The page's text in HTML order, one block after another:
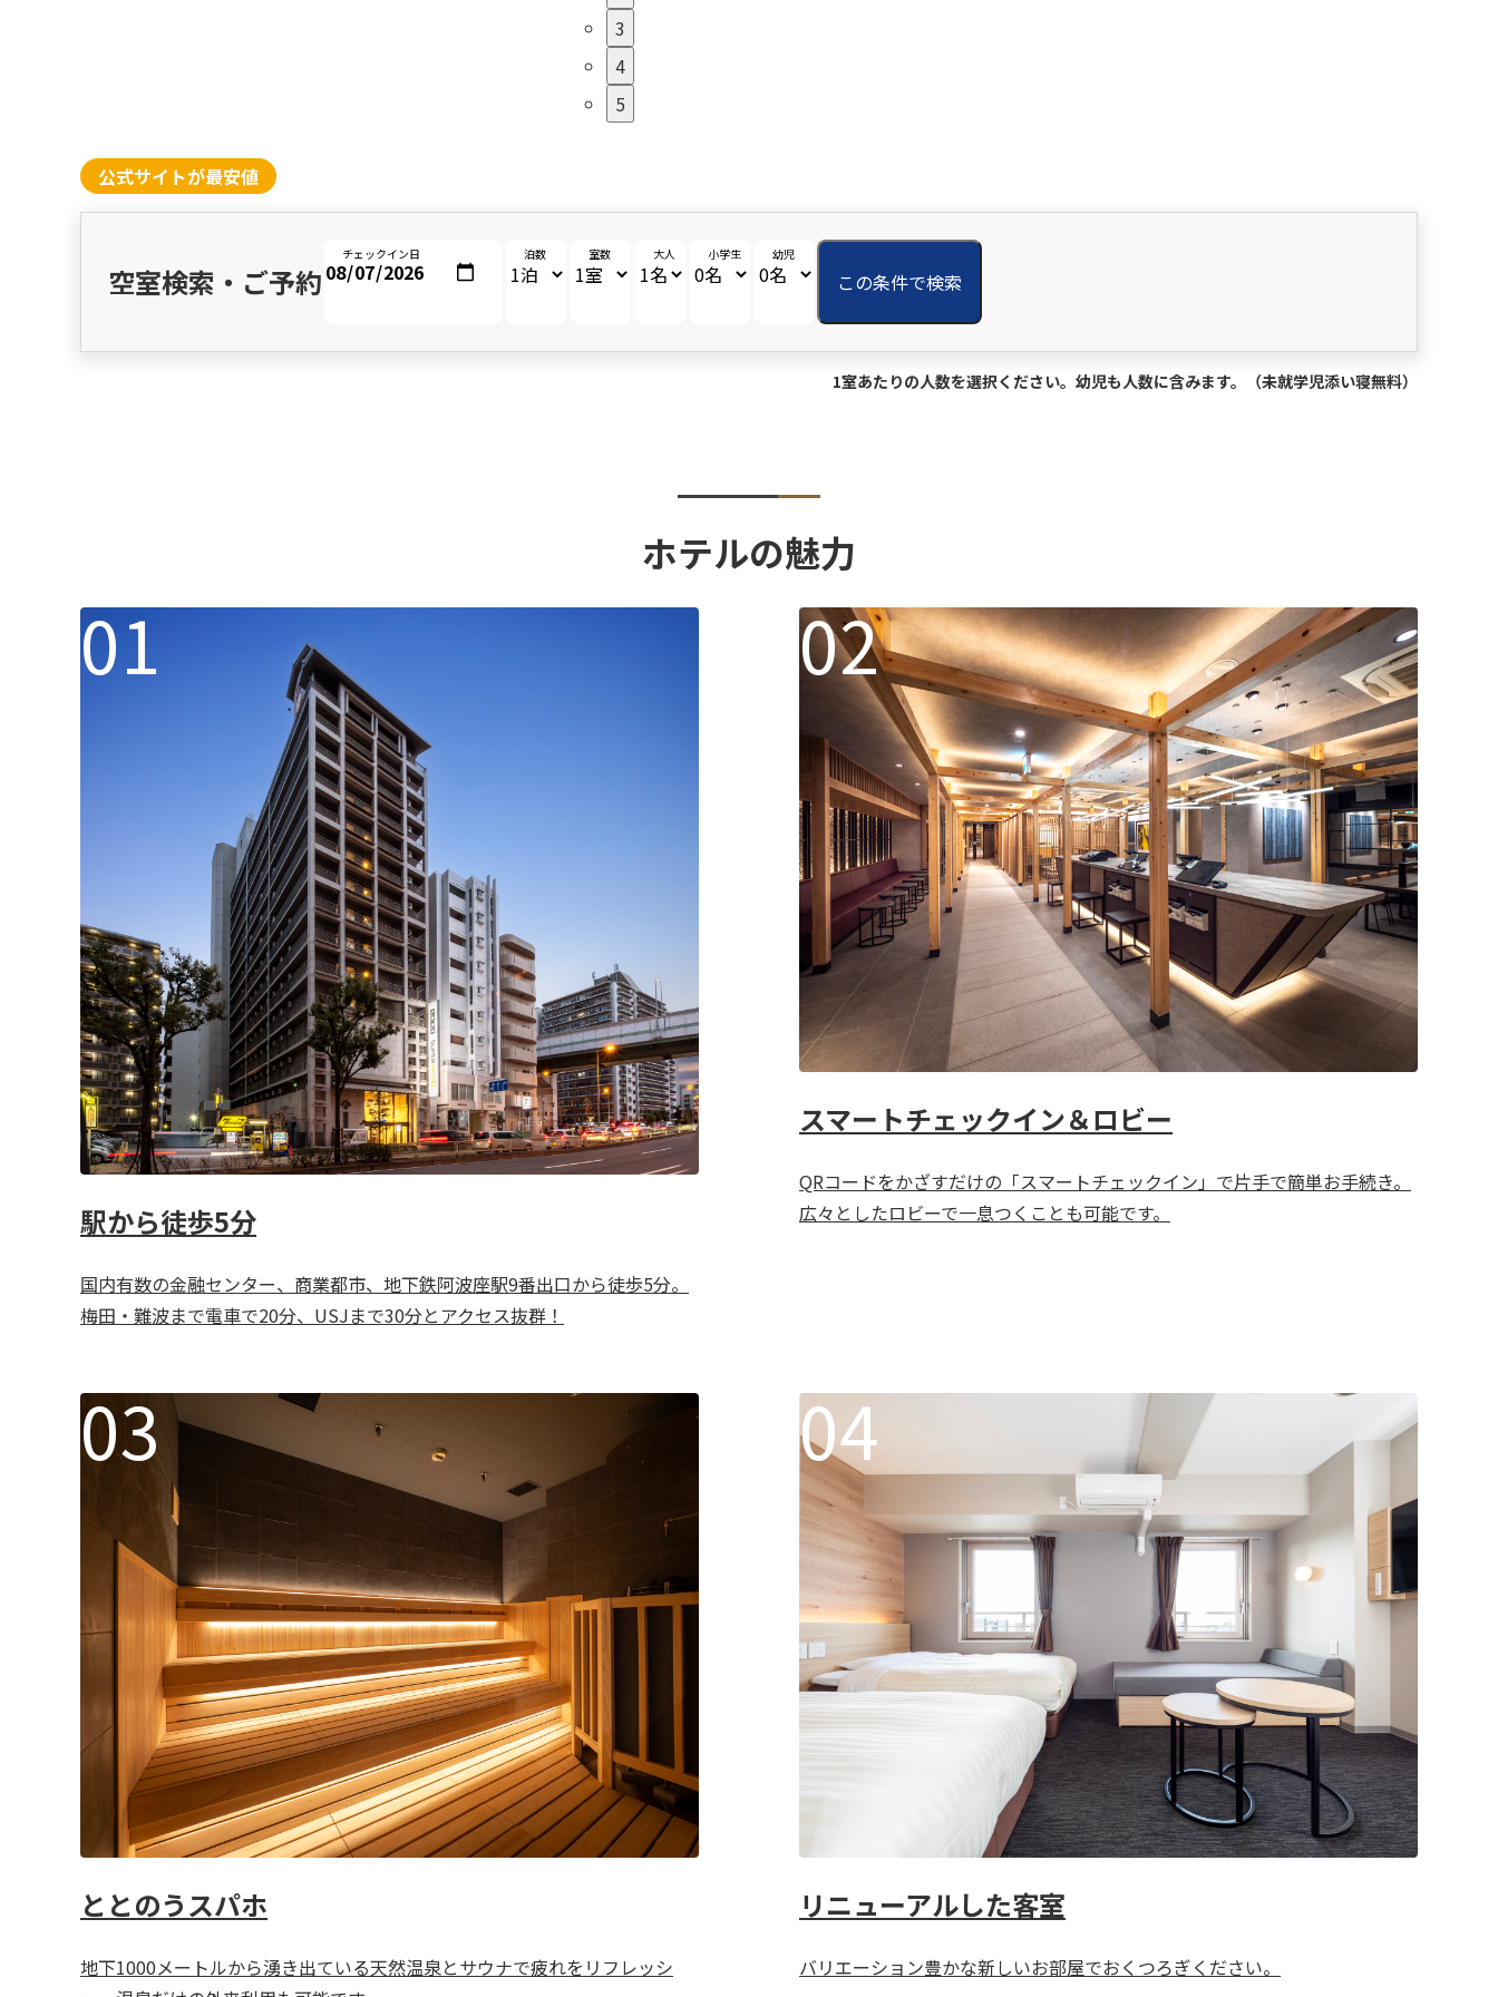
3
4
5
公式サイトが最安値
空室検索・ご予約
チェックイン日 泊数 室数 大人 小学生 幼児
この条件で検索
1室あたりの人数を選択ください。幼児も人数に含みます。（未就学児添い寝無料）
ホテルの魅力
駅から徒歩5分
国内有数の金融センター、商業都市、地下鉄阿波座駅9番出口から徒歩5分。
梅田・難波まで電車で20分、USJまで30分とアクセス抜群！
スマートチェックイン＆ロビー
QRコードをかざすだけの「スマートチェックイン」で片手で簡単お手続き。
広々としたロビーで一息つくことも可能です。
ととのうスパホ
地下1000メートルから湧き出ている天然温泉とサウナで疲れをリフレッシ
リニューアルした客室
バリエーション豊かな新しいお部屋でおくつろぎください。